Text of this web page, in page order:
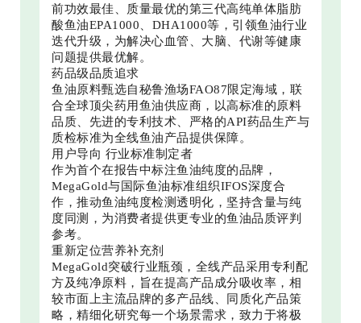
前功效最佳、质量最优的第三代高纯单体脂肪
酸鱼油EPA1000、DHA1000等，引领鱼油行业
迭代升级，为解决心血管、大脑、代谢等健康
问题提供最优解。
药品级品质追求
鱼油原料甄选自秘鲁渔场FAO87限定海域，联
合全球顶尖药用鱼油供应商，以高标准的原料
品质、先进的专利技术、严格的API药品生产与
质检标准为全线鱼油产品提供保障。
用户导向 行业标准制定者
作为首个在报告中标注鱼油纯度的品牌，
MegaGold与国际鱼油标准组织IFOS深度合
作，推动鱼油纯度检测透明化，坚持含量与纯
度同测，为消费者提供更专业的鱼油品质评判
参考。
重新定位营养补充剂
MegaGold突破行业瓶颈，全线产品采用专利配
方及纯净原料，旨在提高产品成分吸收率，相
较市面上主流品牌的多产品线、同质化产品策
略，精细化研究每一个场景需求，致力于将极